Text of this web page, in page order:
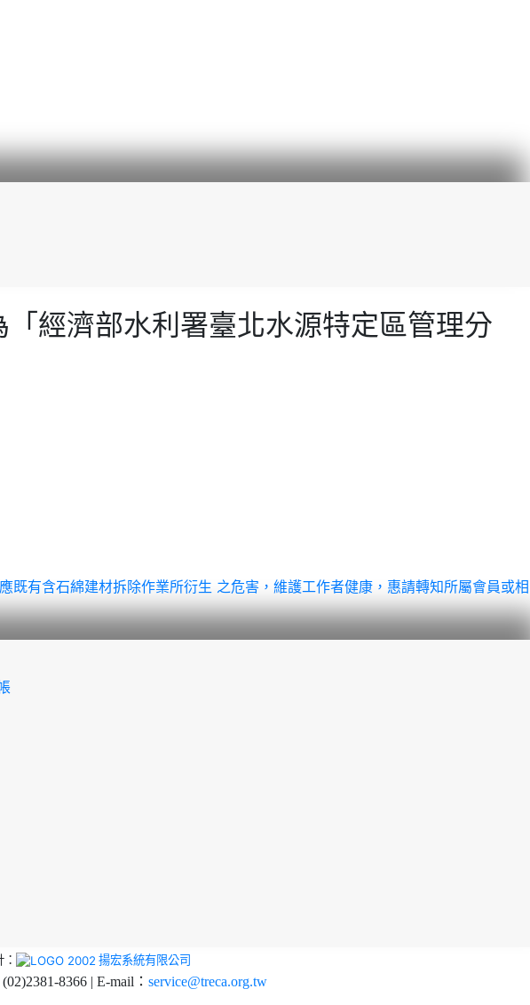
經濟部水利署臺北水源特定區管理分
有含石綿建材拆除作業所衍生 之危害，維護工作者健康，惠請轉知所屬會員或相
揚宏系統有限公司
8366 | E-mail： service@treca.org.tw